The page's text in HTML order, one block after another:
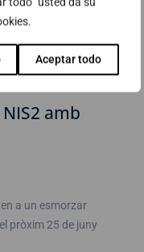
Aceptar todo
amb
a un esmorzar
pròxim 25 de juny